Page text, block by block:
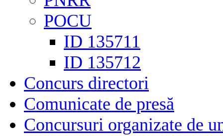
POCU
ID 135711
ID 135712
Concurs directori
Comunicate de presă
Concursuri organizate de